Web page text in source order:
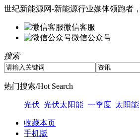
世纪新能源网-新能源行业媒体领跑者
微信客服
微信公众号
搜索
热门搜索/Hot Search
光伏 光伏太阳能 一季度 太阳能
收藏本页
手机版